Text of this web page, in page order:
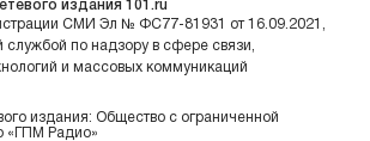
издания 101.ru
СМИ Эл № ФС77-81931 от 16.09.2021,
по надзору в сфере связи,
и массовых коммуникаций
издания: Общество с ограниченной
«ГПМ Радио»